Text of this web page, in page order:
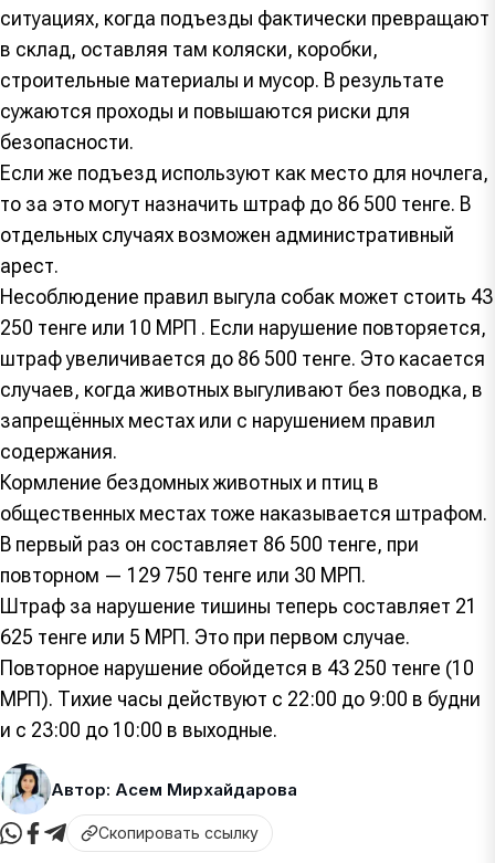
ситуациях, когда подъезды фактически превращают
в склад, оставляя там коляски, коробки,
строительные материалы и мусор. В результате
сужаются проходы и повышаются риски для
безопасности.
Если же подъезд используют как место для ночлега,
то за это могут назначить штраф до 86 500 тенге. В
отдельных случаях возможен административный
арест.
Несоблюдение правил выгула собак может стоить 43
250 тенге или 10 МРП . Если нарушение повторяется,
штраф увеличивается до 86 500 тенге. Это касается
случаев, когда животных выгуливают без поводка, в
запрещённых местах или с нарушением правил
содержания.
Кормление бездомных животных и птиц в
общественных местах тоже наказывается штрафом.
В первый раз он составляет 86 500 тенге, при
повторном — 129 750 тенге или 30 МРП.
Штраф за нарушение тишины теперь составляет 21
625 тенге или 5 МРП. Это при первом случае.
Повторное нарушение обойдется в 43 250 тенге (10
МРП). Тихие часы действуют с 22:00 до 9:00 в будни
и с 23:00 до 10:00 в выходные.
Автор: Асем Мирхайдарова
Скопировать ссылку